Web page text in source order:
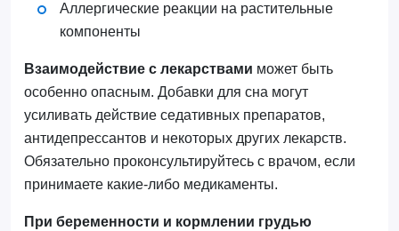
Аллергические реакции на растительные
компоненты
Взаимодействие с лекарствами может быть
особенно опасным. Добавки для сна могут
усиливать действие седативных препаратов,
антидепрессантов и некоторых других лекарств.
Обязательно проконсультируйтесь с врачом, если
принимаете какие-либо медикаменты.
При беременности и кормлении грудью